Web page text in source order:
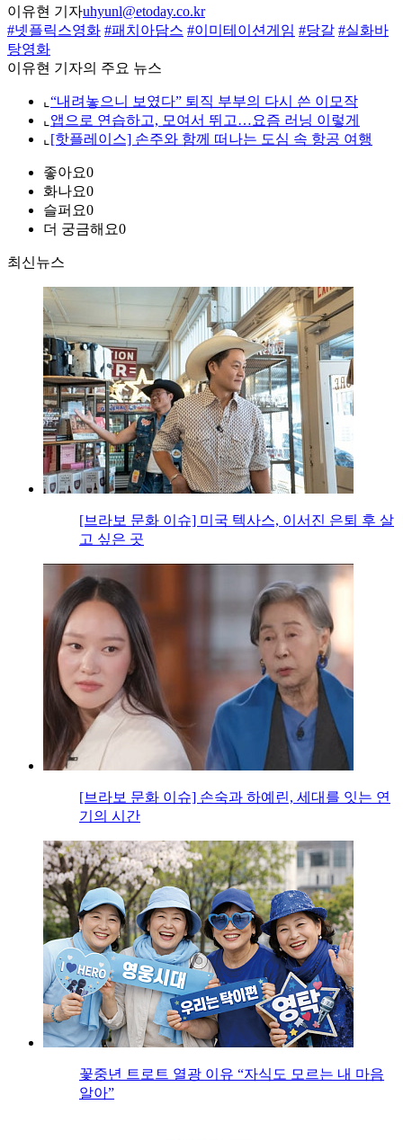
이유현 기자uhyunl@etoday.co.kr
#넷플릭스영화 #패치아담스 #이미테이션게임 #당갈 #실화바
탕영화
이유현 기자의 주요 뉴스
⌞ “내려놓으니 보였다” 퇴직 부부의 다시 쓴 이모작
⌞ 앱으로 연습하고, 모여서 뛰고…요즘 러닝 이렇게
⌞ [핫플레이스] 손주와 함께 떠나는 도심 속 항공 여행
좋아요0
화나요0
슬퍼요0
더 궁금해요0
최신뉴스
[브라보 문화 이슈] 미국 텍사스, 이서진 은퇴 후 살
고 싶은 곳
[브라보 문화 이슈] 손숙과 하예린, 세대를 잇는 연
기의 시간
꽃중년 트로트 열광 이유 “자식도 모르는 내 마음
알아”